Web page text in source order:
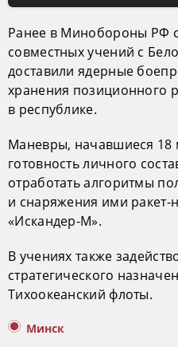
Ранее в Минобороны РФ
совместных учений с
доставили ядерные
хранения позиционного
в республике.
Маневры, начавшиеся 18
готовность личного
отработать алгоритмы
и снаряжения ими ракет-
«Искандер-М».
В учениях также
стратегического
Тихоокеанский флоты.
Минск